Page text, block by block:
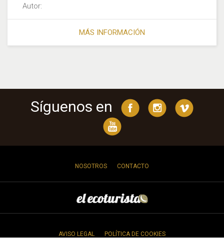
Autor:
MÁS INFORMACIÓN
Síguenos en
NOSOTROS CONTACTO
AVISO LEGAL POLÍTICA DE COOKIES